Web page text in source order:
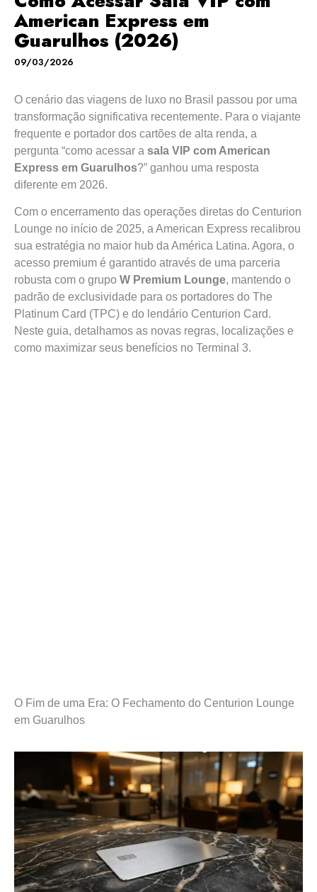
American Express em
Guarulhos (2026)
09/03/2026
O cenário das viagens de luxo no Brasil passou por uma
transformação significativa recentemente. Para o viajante
frequente e portador dos cartões de alta renda, a
pergunta “como acessar a sala VIP com American
Express em Guarulhos?” ganhou uma resposta
diferente em 2026.
Com o encerramento das operações diretas do Centurion
Lounge no início de 2025, a American Express recalibrou
sua estratégia no maior hub da América Latina. Agora, o
acesso premium é garantido através de uma parceria
robusta com o grupo W Premium Lounge, mantendo o
padrão de exclusividade para os portadores do The
Platinum Card (TPC) e do lendário Centurion Card.
Neste guia, detalhamos as novas regras, localizações e
como maximizar seus benefícios no Terminal 3.
O Fim de uma Era: O Fechamento do Centurion Lounge
em Guarulhos